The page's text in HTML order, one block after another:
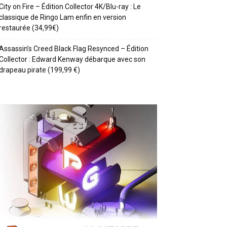
on Fire – Édition Collector 4K/Blu-ray : Le
de Ringo Lam enfin en version
(34,99€)
Creed Black Flag Resynced – Édition
: Edward Kenway débarque avec son
pirate (199,99 €)